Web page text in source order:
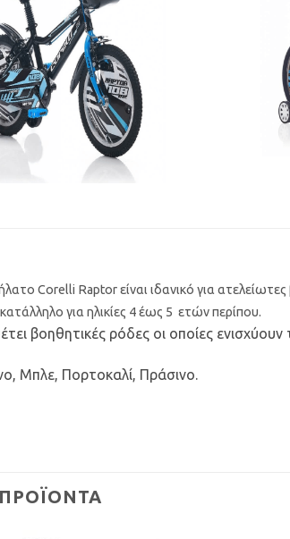
Corelli Raptor είναι ιδανικό για
κατάλληλο για ηλικίες 4 έως 5 ετών περίπου.
βοηθητικές ρόδες οι οποίες
Μπλε, Πορτοκαλί, Πράσινο.